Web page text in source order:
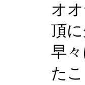
オ
頂
早
た